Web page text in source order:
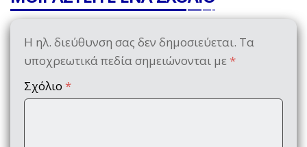
Η ηλ. διεύθυνση σας δεν δημοσιεύεται. Τα
υποχρεωτικά πεδία σημειώνονται με *
Σχόλιο *